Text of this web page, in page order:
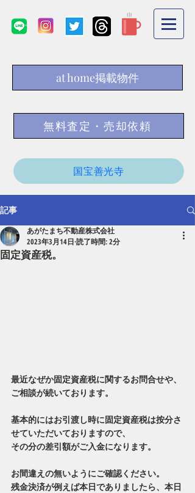
at home掲載物件
無料査定・売却依頼
国宝善光寺
記事
固定資産税。
あがたまち不動産株式会社
2023年3月14日 読了時間: 2分
最近なぜか固定資産税に関するお問合せや、
ご相談が続いております。
基本的にはお引渡し時に固定資産税は按分さ
せていただいておりますので、
その分の差引額がご入金になります。
お間違えの無いようにご確認ください。
残金決済が例えば本日でありましたら、本日